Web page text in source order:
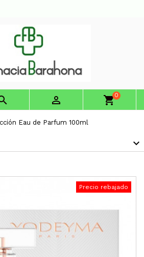
 shopping_cart0
Eau de Parfum 100ml
Precio rebajado